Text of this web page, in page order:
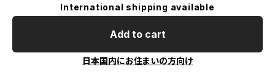
International shipping available
Add to cart
日本国内にお住まいの方向け